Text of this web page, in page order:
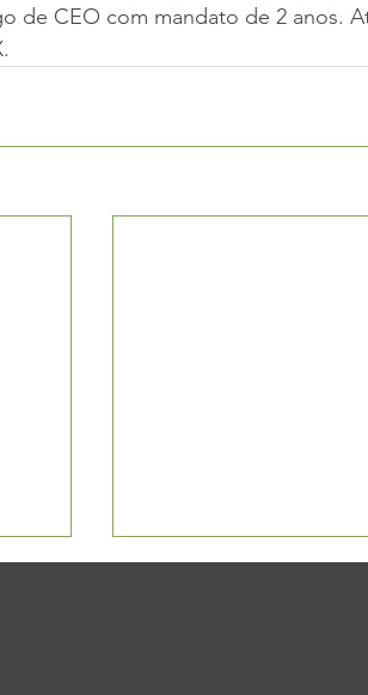
de CEO com mandato de 2 anos.